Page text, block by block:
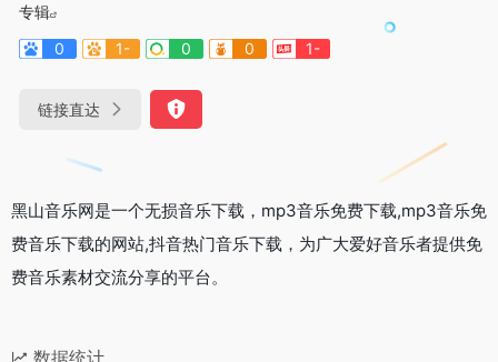
专辑
0
1- 0 0 1-
链接直达
黑山音乐网是一个无损音乐下载，mp3音乐免费下载,mp3音乐免
费音乐下载的网站,抖音热门音乐下载，为广大爱好音乐者提供免
费音乐素材交流分享的平台。
数据统计